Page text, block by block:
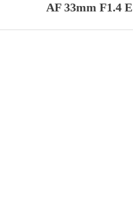
AF 33mm F1.4